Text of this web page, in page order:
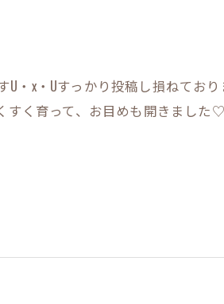
x・Uすっかり投稿し損ねており
く育って、お目めも開きました